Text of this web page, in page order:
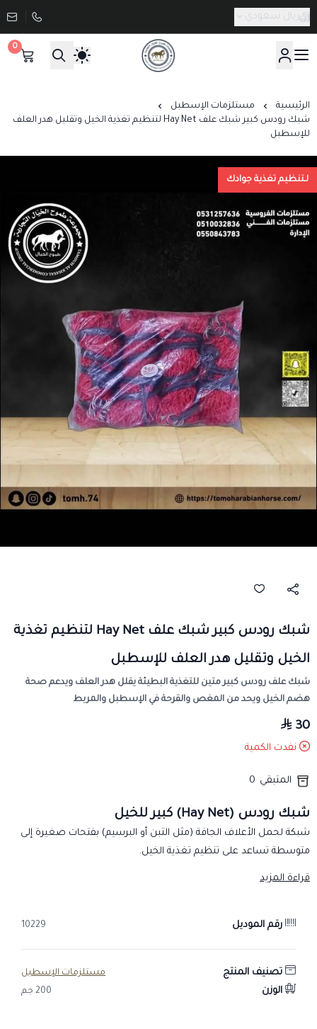
ريال سعودي
صيدلية طموح الخيال البيطرية
0
الرئيسية
مستلزمات الإسطبل
شبك رودس كبير شبك علف Hay Net لتنظيم تغذية الخيل وتقليل هدر العلف
للإسطبل
لـتنظيم تغذية جوادك
شبك رودس كبير شبك علف Hay Net لتنظيم تغذية
الخيل وتقليل هدر العلف للإسطبل
شبك علف رودس كبير متين للتغذية البطيئة يقلل هدر العلف ويدعم صحة
هضم الخيل ويحد من المغص والقرحة في الإسطبل والمربط
30
نفدت الكمية
المتبقي 0
شبك رودس (Hay Net) كبير للخيل
شبكة لحمل الأعلاف الجافة (مثل التبن أو البرسيم) بفتحات صغيرة إلى
متوسطة تساعد على تنظيم تغذية الخيل.
الفئة والاستخدام
دواعي الاستخدام
قراءة المزيد
رقم الموديل 10229
تصنيف المنتج مستلزمات الإسطبل
الوزن 200 جم